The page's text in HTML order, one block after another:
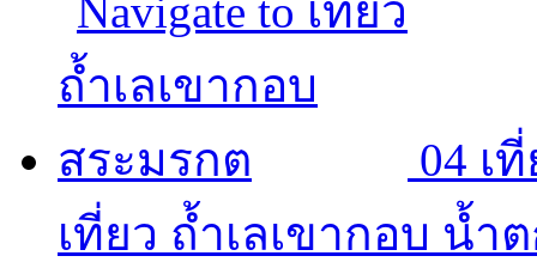
04 เ
เที่ยว ถ้ำเลเขากอบ น้ำ